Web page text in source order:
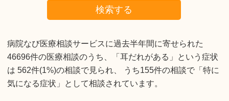
検索する
病院なび医療相談サービスに過去半年間に寄せられた
46696件の医療相談のうち、「耳だれがある」という症状
は 562件(1%)の相談で見られ、 うち155件の相談で「特に
気になる症状」として相談されています。